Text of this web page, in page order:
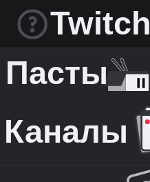
Twitch
Пасты
Каналы